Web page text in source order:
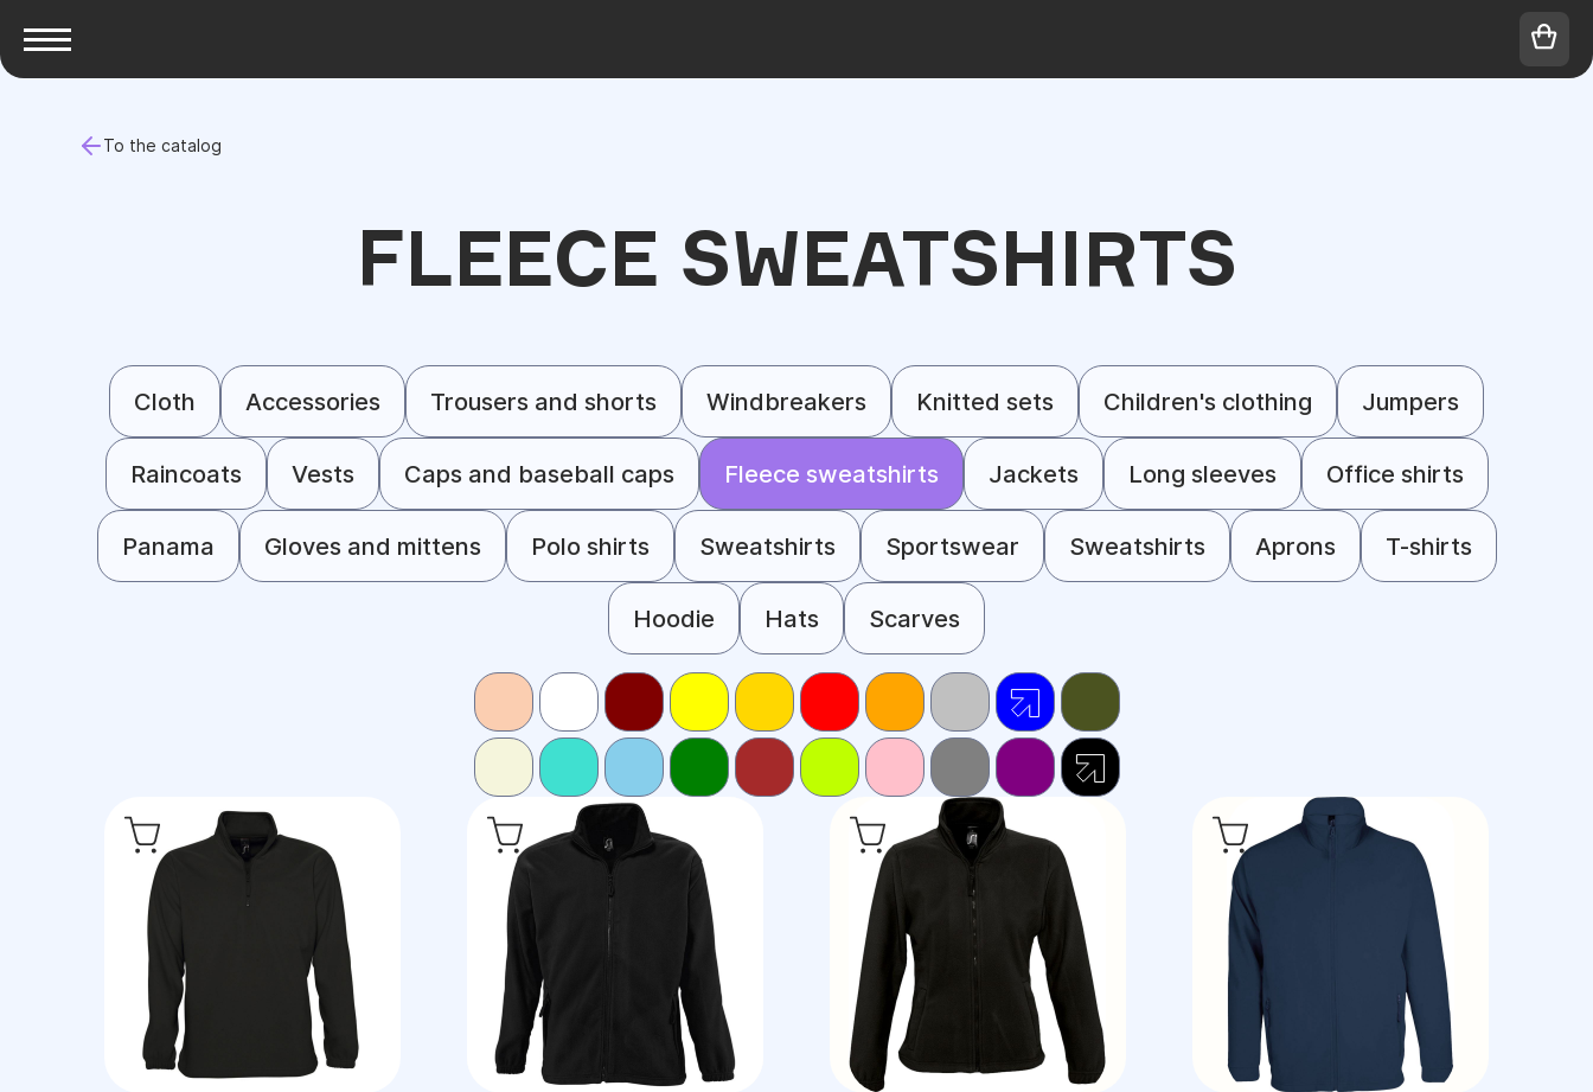
To the catalog
FLEECE SWEATSHIRTS
Cloth Accessories Trousers and shorts Windbreakers Knitted sets Children's clothing Jumpers
Raincoats Vests Caps and baseball caps Fleece sweatshirts Jackets Long sleeves Office shirts
Panama Gloves and mittens Polo shirts Sweatshirts Sportswear Sweatshirts Aprons T-shirts
Hoodie Hats Scarves